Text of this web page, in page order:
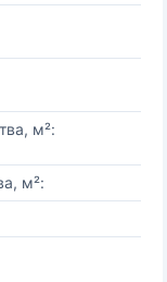
м²:
м²: